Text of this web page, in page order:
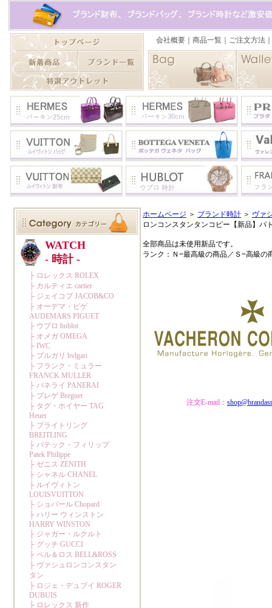
ホームページ ＞ ブランド時計 ＞ ヴァ
ロンコンスタンタンコピー【新品】パ
全部商品は未使用新品です。
ランク：Ｎ=最高級の商品／Ｓ=高級の
注文E-mail：